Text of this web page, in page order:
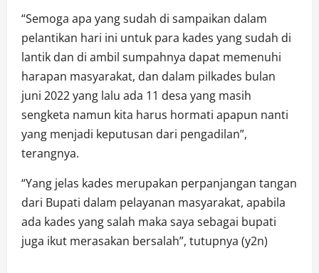
“Semoga apa yang sudah di sampaikan dalam
pelantikan hari ini untuk para kades yang sudah di
lantik dan di ambil sumpahnya dapat memenuhi
harapan masyarakat, dan dalam pilkades bulan
juni 2022 yang lalu ada 11 desa yang masih
sengketa namun kita harus hormati apapun nanti
yang menjadi keputusan dari pengadilan”,
terangnya.
“Yang jelas kades merupakan perpanjangan tangan
dari Bupati dalam pelayanan masyarakat, apabila
ada kades yang salah maka saya sebagai bupati
juga ikut merasakan bersalah”, tutupnya (y2n)